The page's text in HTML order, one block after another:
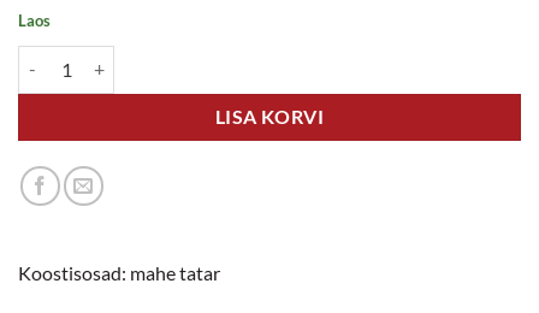
Laos
LISA KORVI
Koostisosad: mahe tatar